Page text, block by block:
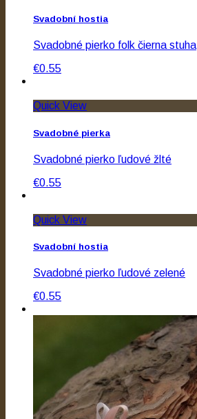
Svadobní hostia
Svadobné pierko folk čierna stuha
€0.55
Quick View
Svadobné pierka
Svadobné pierko ľudové žlté
€0.55
Quick View
Svadobní hostia
Svadobné pierko ľudové zelené
€0.55